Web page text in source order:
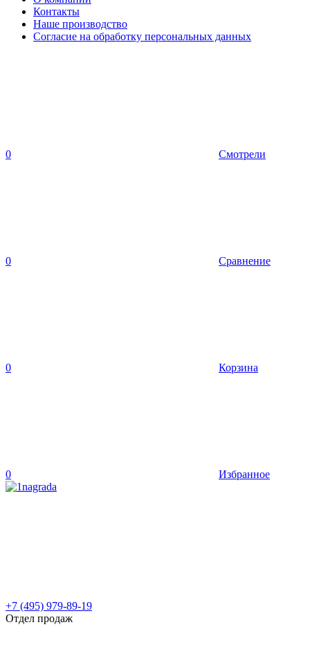
Контакты
Наше производство
Согласие на обработку персональных данных
0 Смотрели
0 Сравнение
0 Корзина
0 Избранное
+7 (495) 979-89-19
Отдел продаж